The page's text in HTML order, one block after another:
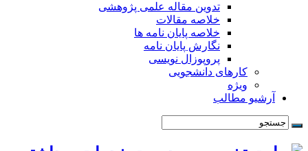
تدوین مقاله علمی پژوهشی
خلاصه مقالات
خلاصه پایان نامه ها
نگارش پایان نامه
پروپوزال نویسی
کارهای دانشجویی
ویژه
آرشیو مطالب